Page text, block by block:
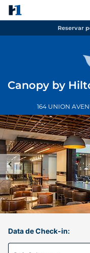
Reservar
Canopy by
164 UNION
Data de Check-in: